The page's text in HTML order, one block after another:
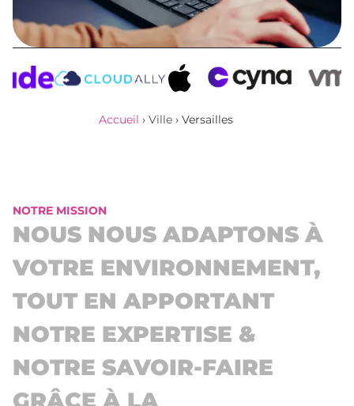
Accueil › Ville › Versailles
NOTRE MISSION
NOUS NOUS ADAPTONS À
VOTRE ENVIRONNEMENT,
TOUT EN APPORTANT
NOTRE EXPERTISE &
NOTRE SAVOIR-FAIRE
GRÂCE À LA